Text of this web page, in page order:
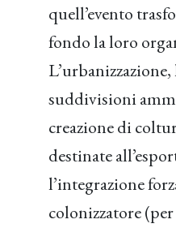
quell’evento
fondo la loro
suddivisioni
creazione di
destinate
l’integrazione
colonizzatore